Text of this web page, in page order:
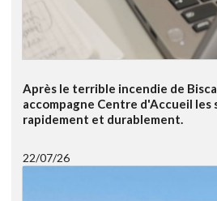
Après le terrible incendie de
accompagne Centre d'Accueil les
rapidement et durablement.
22/07/26